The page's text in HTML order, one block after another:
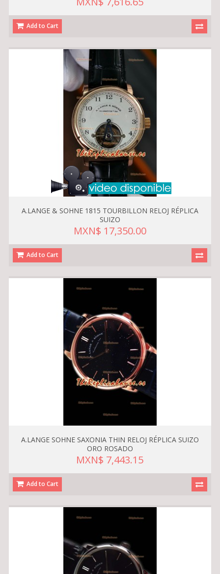
Add to Cart
A.LANGE & SOHNE 1815 TOURBILLON RELOJ RÉPLICA
SUIZO
MXN$ 17,350.00
Add to Cart
A.LANGE SOHNE SAXONIA THIN RELOJ RÉPLICA SUIZO
ORO ROSADO
MXN$ 7,443.15
Add to Cart